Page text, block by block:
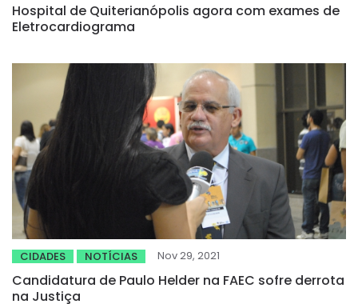
Hospital de Quiterianópolis agora com exames de
Eletrocardiograma
CIDADES NOTÍCIAS Nov 29, 2021
Candidatura de Paulo Helder na FAEC sofre derrota
na Justiça